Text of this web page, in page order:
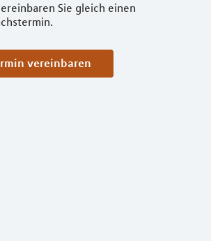
Sie gleich einen
vereinbaren